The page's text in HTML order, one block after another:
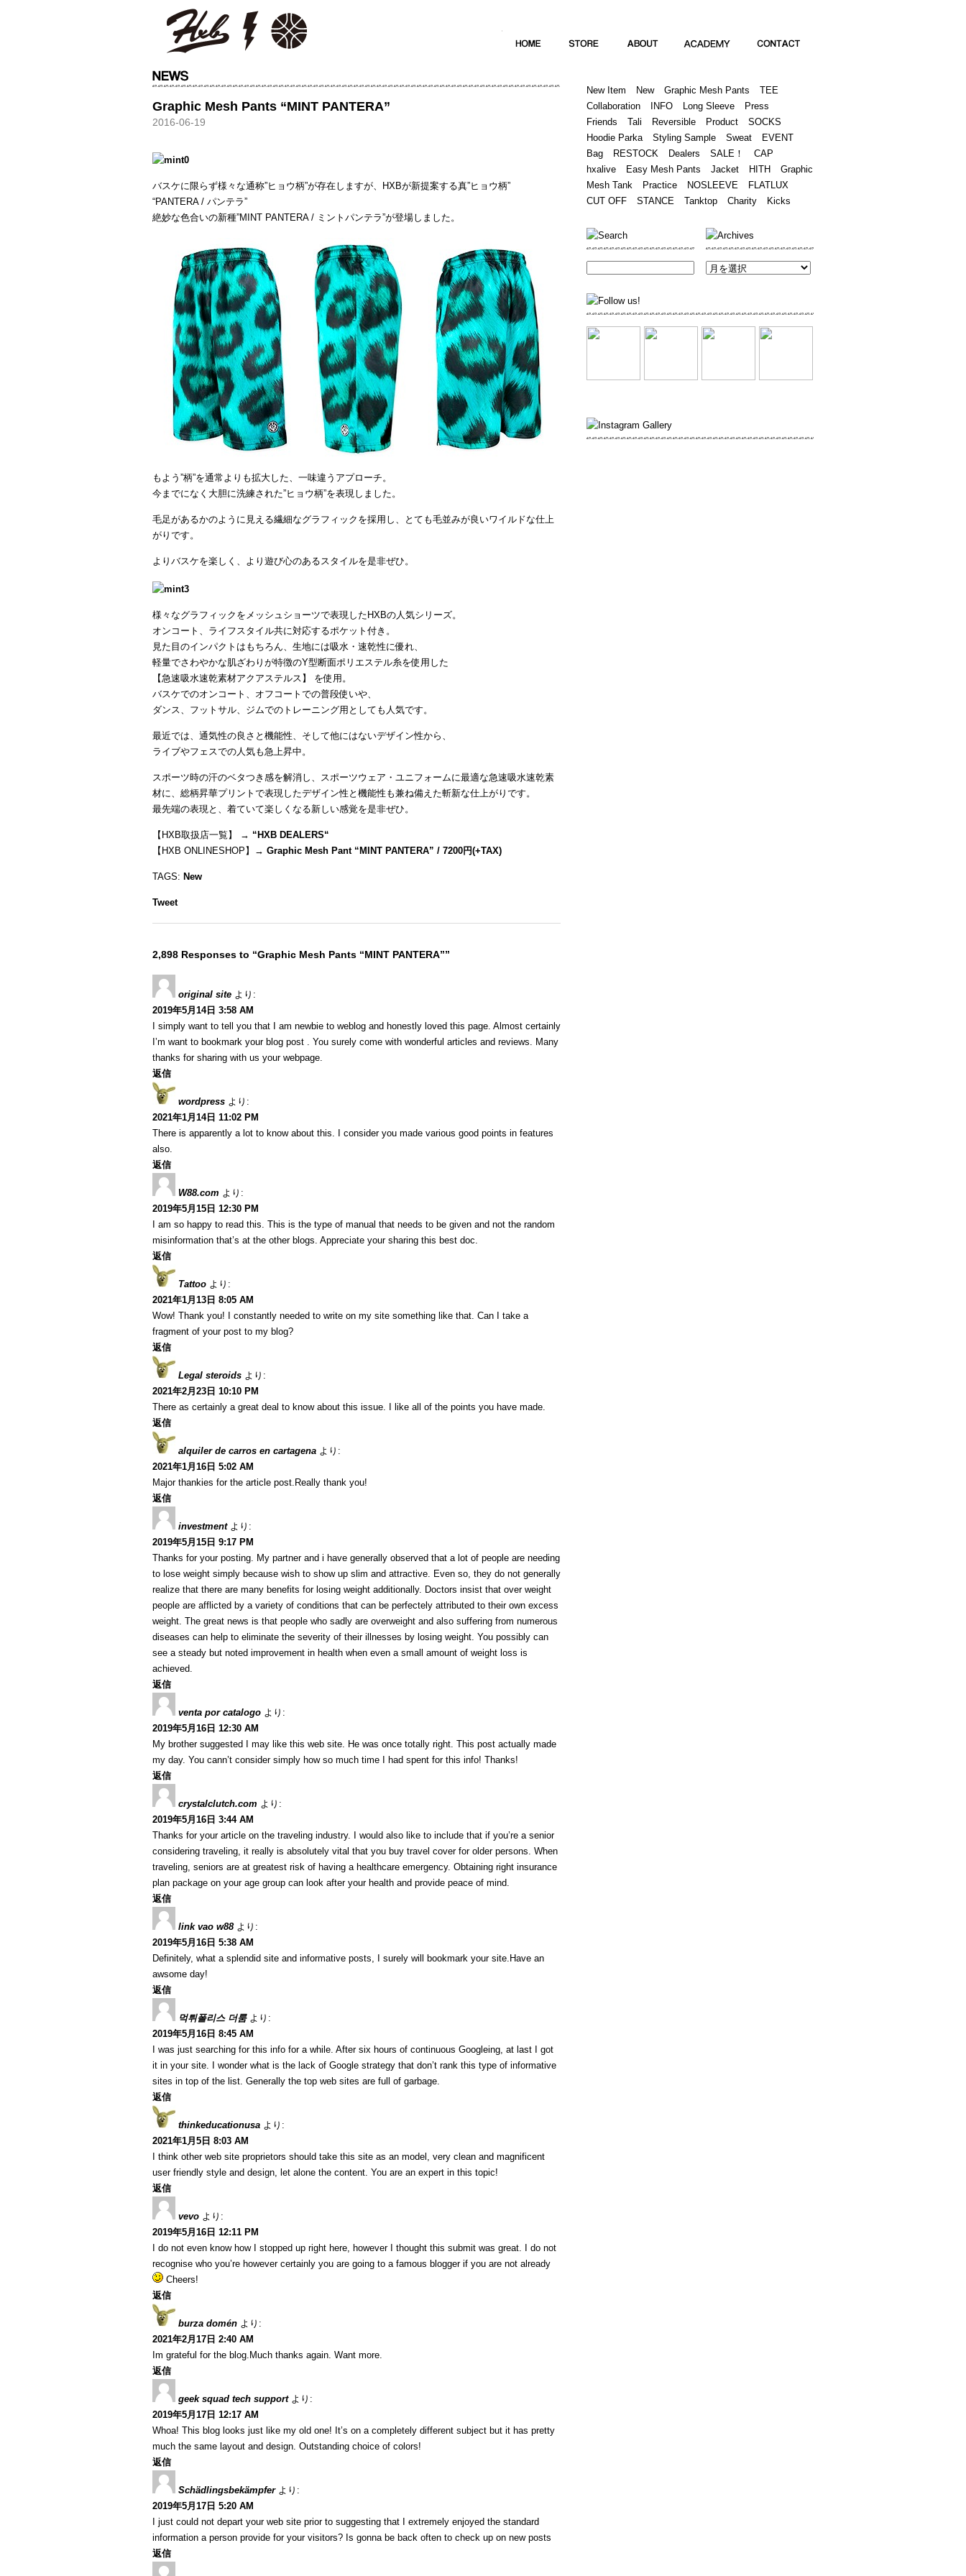
Graphic Mesh Pants “MINT PANTERA”
2016-06-19
バスケに限らず様々な通称”ヒョウ柄”が存在しますが、HXBが新提案する真”ヒョウ柄”
“PANTERA / パンテラ”
絶妙な色合いの新種”MINT PANTERA / ミントパンテラ”が登場しました。
もよう”柄”を通常よりも拡大した、一味違うアプローチ。
今までになく大胆に洗練された”ヒョウ柄”を表現しました。
毛足があるかのように見える繊細なグラフィックを採用し、とても毛並みが良いワイルドな仕上
がりです。
よりバスケを楽しく、より遊び心のあるスタイルを是非ぜひ。
様々なグラフィックをメッシュショーツで表現したHXBの人気シリーズ。
オンコート、ライフスタイル共に対応するポケット付き。
見た目のインパクトはもちろん、生地には吸水・速乾性に優れ、
軽量でさわやかな肌ざわりが特徴のY型断面ポリエステル糸を使用した
【急速吸水速乾素材アクアステルス】 を使用。
バスケでのオンコート、オフコートでの普段使いや、
ダンス、フットサル、ジムでのトレーニング用としても人気です。
最近では、通気性の良さと機能性、そして他にはないデザイン性から、
ライブやフェスでの人気も急上昇中。
スポーツ時の汗のベタつき感を解消し、スポーツウェア・ユニフォームに最適な急速吸水速乾素
材に、総柄昇華プリントで表現したデザイン性と機能性も兼ね備えた斬新な仕上がりです。
最先端の表現と、着ていて楽しくなる新しい感覚を是非ぜひ。
【HXB取扱店一覧】 → “ HXB DEALERS“
【HXB ONLINESHOP】→ Graphic Mesh Pant “MINT PANTERA” / 7200円(+TAX)
TAGS: New
Tweet
2,898 Responses to “Graphic Mesh Pants “MINT PANTERA””
original site より:
2019年5月14日 3:58 AM
I simply want to tell you that I am newbie to weblog and honestly loved this page. Almost certainly
I’m want to bookmark your blog post . You surely come with wonderful articles and reviews. Many
thanks for sharing with us your webpage.
返信
wordpress より:
2021年1月14日 11:02 PM
There is apparently a lot to know about this. I consider you made various good points in features
also.
返信
W88.com より:
2019年5月15日 12:30 PM
I am so happy to read this. This is the type of manual that needs to be given and not the random
misinformation that’s at the other blogs. Appreciate your sharing this best doc.
返信
Tattoo より:
2021年1月13日 8:05 AM
Wow! Thank you! I constantly needed to write on my site something like that. Can I take a
fragment of your post to my blog?
返信
Legal steroids より:
2021年2月23日 10:10 PM
There as certainly a great deal to know about this issue. I like all of the points you have made.
返信
alquiler de carros en cartagena より:
2021年1月16日 5:02 AM
Major thankies for the article post.Really thank you!
返信
investment より:
2019年5月15日 9:17 PM
Thanks for your posting. My partner and i have generally observed that a lot of people are needing
to lose weight simply because wish to show up slim and attractive. Even so, they do not generally
realize that there are many benefits for losing weight additionally. Doctors insist that over weight
people are afflicted by a variety of conditions that can be perfectely attributed to their own excess
weight. The great news is that people who sadly are overweight and also suffering from numerous
diseases can help to eliminate the severity of their illnesses by losing weight. You possibly can
see a steady but noted improvement in health when even a small amount of weight loss is
achieved.
返信
venta por catalogo より:
2019年5月16日 12:30 AM
My brother suggested I may like this web site. He was once totally right. This post actually made
my day. You cann’t consider simply how so much time I had spent for this info! Thanks!
返信
crystalclutch.com より:
2019年5月16日 3:44 AM
Thanks for your article on the traveling industry. I would also like to include that if you’re a senior
considering traveling, it really is absolutely vital that you buy travel cover for older persons. When
traveling, seniors are at greatest risk of having a healthcare emergency. Obtaining right insurance
plan package on your age group can look after your health and provide peace of mind.
返信
link vao w88 より:
2019年5月16日 5:38 AM
Definitely, what a splendid site and informative posts, I surely will bookmark your site.Have an
awsome day!
返信
먹튀폴리스 더룸 より:
2019年5月16日 8:45 AM
I was just searching for this info for a while. After six hours of continuous Googleing, at last I got
it in your site. I wonder what is the lack of Google strategy that don’t rank this type of informative
sites in top of the list. Generally the top web sites are full of garbage.
返信
thinkeducationusa より:
2021年1月5日 8:03 AM
I think other web site proprietors should take this site as an model, very clean and magnificent
user friendly style and design, let alone the content. You are an expert in this topic!
返信
vevo より:
2019年5月16日 12:11 PM
I do not even know how I stopped up right here, however I thought this submit was great. I do not
recognise who you’re however certainly you are going to a famous blogger if you are not already
Cheers!
返信
burza domén より:
2021年2月17日 2:40 AM
Im grateful for the blog.Much thanks again. Want more.
返信
geek squad tech support より:
2019年5月17日 12:17 AM
Whoa! This blog looks just like my old one! It’s on a completely different subject but it has pretty
much the same layout and design. Outstanding choice of colors!
返信
Schädlingsbekämpfer より:
2019年5月17日 5:20 AM
I just could not depart your web site prior to suggesting that I extremely enjoyed the standard
information a person provide for your visitors? Is gonna be back often to check up on new posts
返信
New Item New Graphic Mesh Pants
TEE
Collaboration
INFO Long Sleeve
Press
Friends
Tali Reversible Product
SOCKS
Hoodie Parka
Styling Sample Sweat
EVENT
Bag
RESTOCK Dealers SALE！
CAP
hxalive
Easy Mesh Pants Jacket HITH
Graphic
Mesh Tank
Practice NOSLEEVE
FLATLUX
CUT OFF
STANCE Tanktop Charity Kicks